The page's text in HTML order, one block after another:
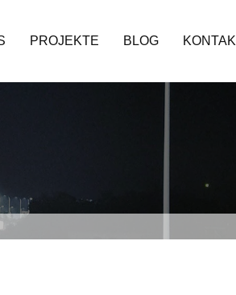
PROJEKTE BLOG KONTAK